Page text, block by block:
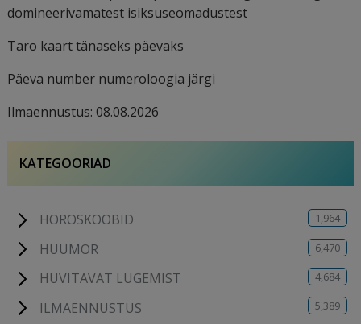
domineerivamatest isiksuseomadustest
Taro kaart tänaseks päevaks
Päeva number numeroloogia järgi
Ilmaennustus: 08.08.2026
KATEGOORIAD
HOROSKOOBID 1,964
HUUMOR 6,470
HUVITAVAT LUGEMIST 4,684
ILMAENNUSTUS 5,389